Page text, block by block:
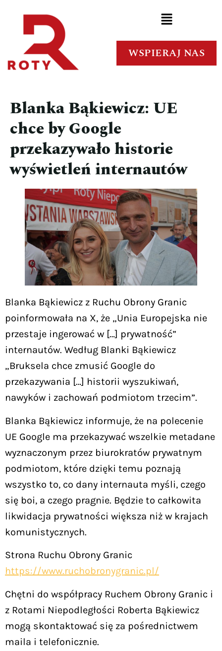
WSPIERAJ NAS
Blanka Bąkiewicz: UE
chce by Google
przekazywało historie
wyświetleń internautów
Blanka Bąkiewicz z Ruchu Obrony Granic
poinformowała na X, że „Unia Europejska nie
przestaje ingerować w […] prywatność”
internautów. Według Blanki Bąkiewicz
„Bruksela chce zmusić Google do
przekazywania […] historii wyszukiwań,
nawyków i zachowań podmiotom trzecim”.
Blanka Bąkiewicz informuje, że na polecenie
UE Google ma przekazywać wszelkie metadane
wyznaczonym przez biurokratów prywatnym
podmiotom, które dzięki temu poznają
wszystko to, co dany internauta myśli, czego
się boi, a czego pragnie. Będzie to całkowita
likwidacja prywatności większa niż w krajach
komunistycznych.
Strona Ruchu Obrony Granic
https://www.ruchobronygranic.pl/
Chętni do współpracy Ruchem Obrony Granic i
z Rotami Niepodległości Roberta Bąkiewicz
mogą skontaktować się za pośrednictwem
maila i telefonicznie.